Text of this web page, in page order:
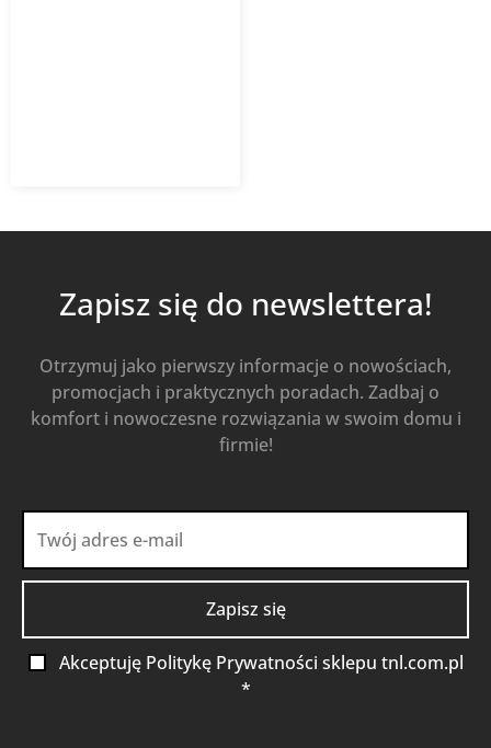
Zapisz się do newslettera!
Otrzymuj jako pierwszy informacje o nowościach,
promocjach i praktycznych poradach. Zadbaj o
komfort i nowoczesne rozwiązania w swoim domu i
firmie!
Akceptuję Politykę Prywatności sklepu tnl.com.pl
*